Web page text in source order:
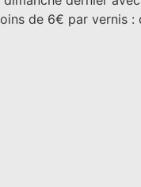
de 6€ par vernis :